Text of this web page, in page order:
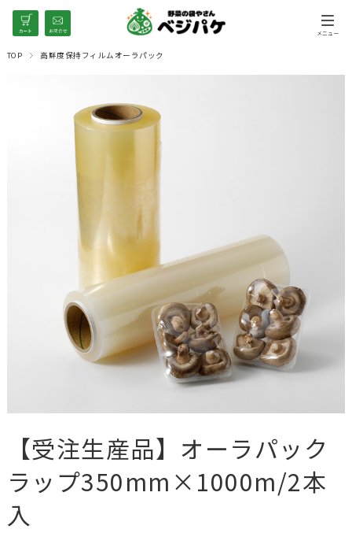
TOP 高鮮度保持フィルムオーラパック
【受注生産品】オーラパック
ラップ350mm×1000m/2本
入